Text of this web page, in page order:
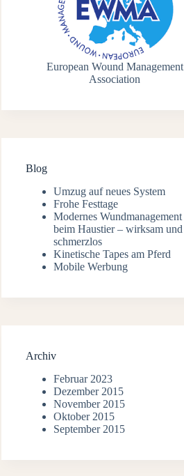
European Wound Management
Association
Blog
Umzug auf neues System
Frohe Festtage
Modernes Wundmanagement
beim Haustier – wirksam und
schmerzlos
Kinetische Tapes am Pferd
Mobile Werbung
Archiv
Februar 2023
Dezember 2015
November 2015
Oktober 2015
September 2015